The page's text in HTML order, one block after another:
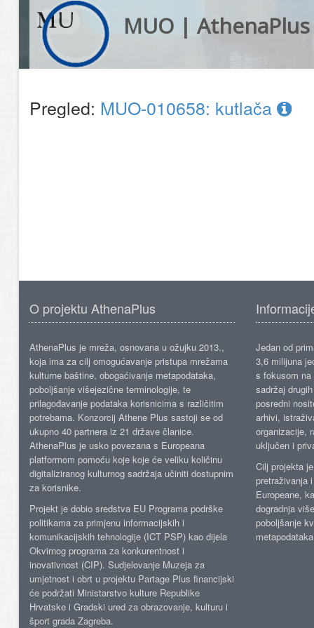
MUO | AthenaPlus
Pregled: MUO-010658: kutlača
O projektu AthenaPlus
AthenaPlus je mreža, osnovana u ožujku 2013.,
koja ima za cilj omogućavanje pristupa mrežama
kulturne baštine, obogaćivanje metapodataka,
poboljšanje višejezične terminologije, te
prilagođavanje podataka korisnicima s različitim
potrebama. Konzorcij Athene Plus sastoji se od
ukupno 40 partnera iz 21 države članice.
AthenaPlus je usko povezana s Europeana
platformom pomoću koje koje će veliku količinu
digitaliziranog kulturnog sadržaja učiniti dostupnim
za korisnike.
Projekt je dobio sredstva EU Programa podrške
politikama za primjenu informacijskih i
komunikacijskih tehnologije (ICT PSP) kao dijela
Okvirnog programa za konkurentnost i
inovativnost (CIP). Sudjelovanje Muzeja za
umjetnost i obrt u projektu Partage Plus financijski
će podržati Ministarstvo kulture Republike
Hrvatske i Gradski ured za obrazovanje, kulturu i
šport grada Zagreba.
Jedan od
3,6 milijuna
s fokusom
sadržaj
posredni
arhivi,
organizacije,
uključen i
Cilj projekta
pretraživanja
Europeane,
dogradnja
poboljšanje